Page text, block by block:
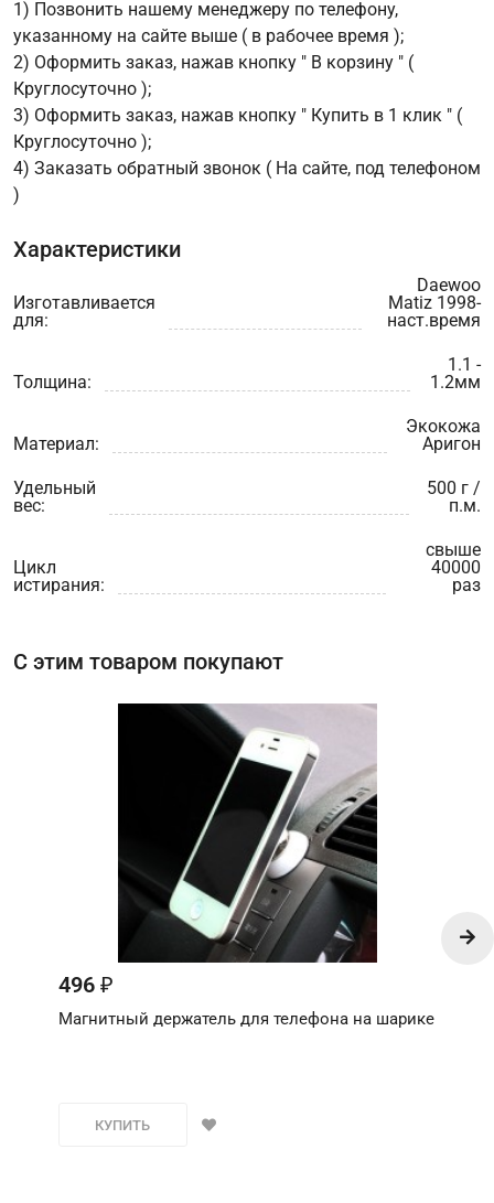
1) Позвонить нашему менеджеру по телефону,
указанному на сайте выше ( в рабочее время );
2) Оформить заказ, нажав кнопку " В корзину " (
Круглосуточно );
3) Оформить заказ, нажав кнопку " Купить в 1 клик " (
Круглосуточно );
4) Заказать обратный звонок ( На сайте, под телефоном
)
Характеристики
Изготавливается
для:
Daewoo
Matiz 1998-
наст.время
Толщина:
1.1 -
1.2мм
Материал:
Экокожа
Аригон
Удельный
вес:
500 г /
п.м.
Цикл
истирания:
свыше
40000
раз
С этим товаром покупают
496 ₽
Магнитный держатель для телефона на шарике
КУПИТЬ